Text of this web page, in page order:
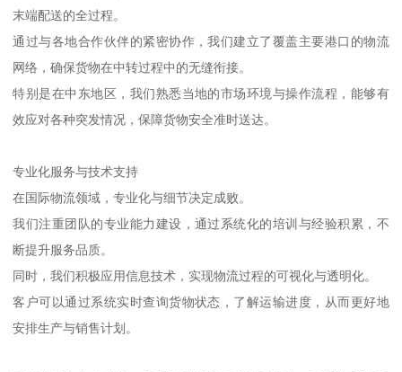
末端配送的全过程。
通过与各地合作伙伴的紧密协作，我们建立了覆盖主要港口的物流
网络，确保货物在中转过程中的无缝衔接。
特别是在中东地区，我们熟悉当地的市场环境与操作流程，能够有
效应对各种突发情况，保障货物安全准时送达。
专业化服务与技术支持
在国际物流领域，专业化与细节决定成败。
我们注重团队的专业能力建设，通过系统化的培训与经验积累，不
断提升服务品质。
同时，我们积极应用信息技术，实现物流过程的可视化与透明化。
客户可以通过系统实时查询货物状态，了解运输进度，从而更好地
安排生产与销售计划。